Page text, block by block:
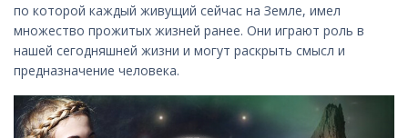
по которой каждый живущий сейчас на Земле, имел
множество прожитых жизней ранее. Они играют роль в
нашей сегодняшней жизни и могут раскрыть смысл и
предназначение человека.